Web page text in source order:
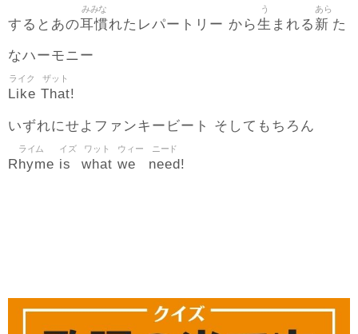
するとあの耳慣
みみな
れたレパートリー から生
う
まれる 新
あら
た
なハーモニー
Like
ライク
That
ザット
!
いずれにせよファンキービート そしてもちろん
Rhyme
ライム
is
イズ
what
ワット
we
ウィー
need
ニード
!